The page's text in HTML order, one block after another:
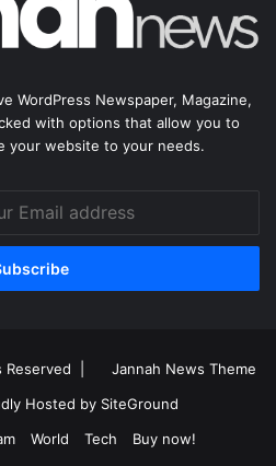
WordPress Newspaper, Magazine,
with options that allow you to
your website to your needs.
Reserved |
Jannah News Theme
Hosted by SiteGround
World Tech Buy now!